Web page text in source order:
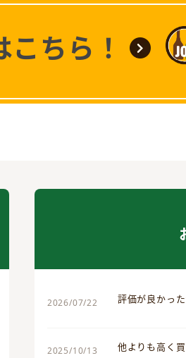
こちら！
2026/07/22 評価が良かっ
2025/10/13 他よりも高く